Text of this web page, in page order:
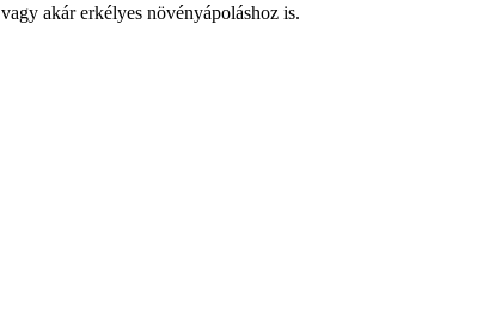
vagy akár erkélyes növényápoláshoz is.